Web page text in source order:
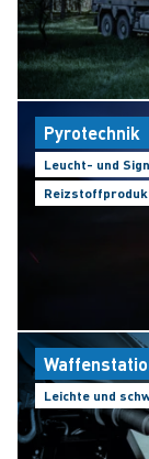
Pyrotechnik
Leucht- und
Leichte und